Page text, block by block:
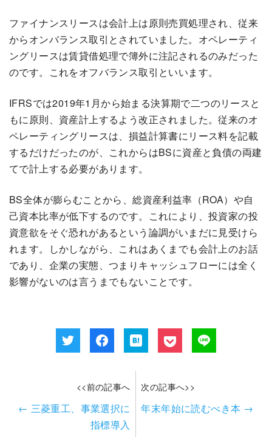
ファイナンスリースは会計上は原則売買処理され、従来
からオンバランス取引とされていました。オペレーティ
ングリースは賃貸借処理で簿外に注記されるのみだった
のです。これをオフバランス取引といいます。
IFRSでは2019年1月から始まる決算期で二つのリースと
もに原則、資産計上するよう改正されました。従来のオ
ペレーティングリースは、損益計算書にリース料を記載
するだけだったのが、これからはBSに資産と負債の両建
てで計上する必要があります。
BS全体が膨らむことから、総資産利益率（ROA）や自
己資本比率が低下するのです。これにより、投資家の投
資意欲をそぐ恐れがあるという論調がいまだに見受けら
れます。しかしながら、これはあくまでも会計上のお話
であり、企業の実態、つまりキャッシュフローには全く
影響がないのは言うまでもないことです。
<<前の記事へ
← 三菱重工、事業選択に
指標導入
次の記事へ>>
年末年始に読むべき本 →